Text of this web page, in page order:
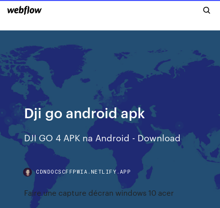
Dji go android apk
DJI GO 4 APK na Android - Download
CDNDOCSCFFPWIA.NETLIFY.APP
Faire une capture décran windows 10 acer